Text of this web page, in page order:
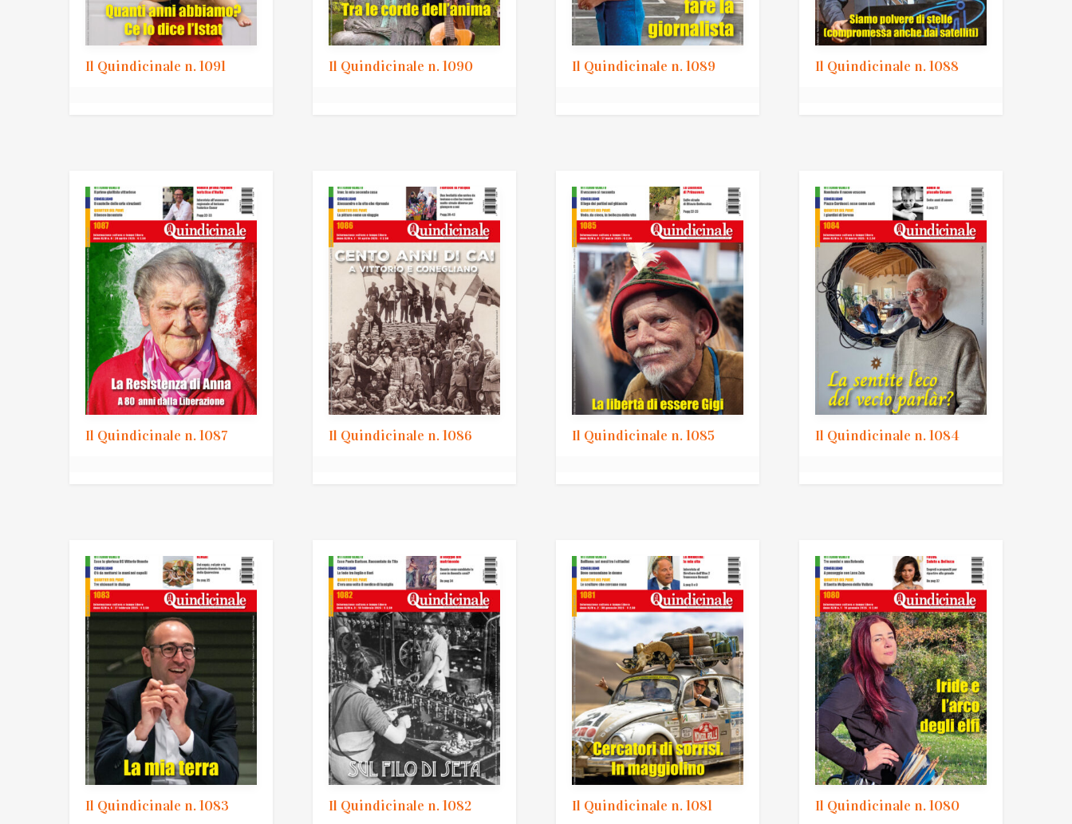
Il Quindicinale n. 1091 Il Quindicinale n. 1090 Il Quindicinale n. 1089 Il Quindicinale n. 1088
Il Quindicinale n. 1087 Il Quindicinale n. 1086 Il Quindicinale n. 1085 Il Quindicinale n. 1084
Il Quindicinale n. 1083 Il Quindicinale n. 1082 Il Quindicinale n. 1081 Il Quindicinale n. 1080